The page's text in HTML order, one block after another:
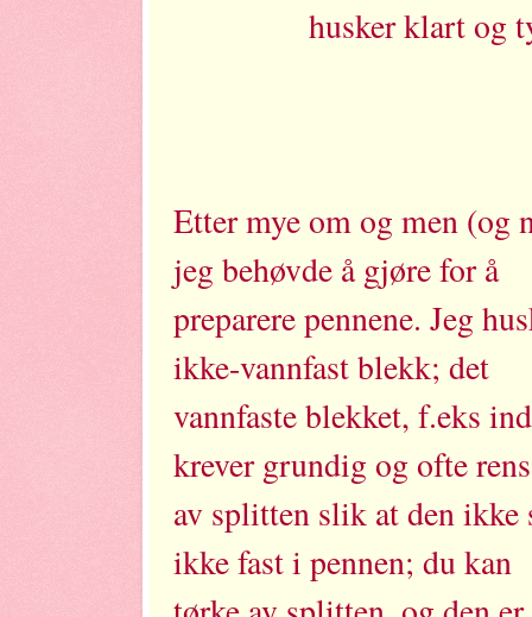
husker klart og
Etter mye om og men (og
jeg behøvde å gjøre for å
preparere pennene. Jeg
ikke-vannfast blekk; det
vannfaste blekket, f.eks
krever grundig og ofte
av splitten slik at den ikke
ikke fast i pennen; du kan